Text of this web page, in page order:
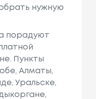
нужную
порадуют
Пункты
Алматы,
Уральске,